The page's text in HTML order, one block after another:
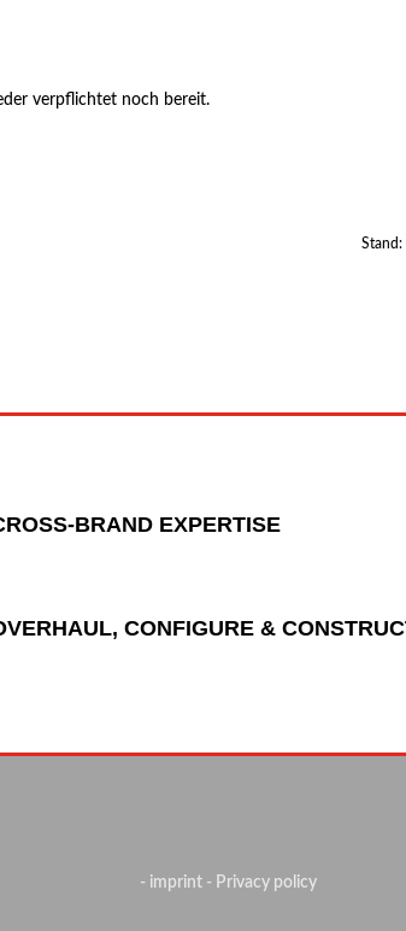
verpflichtet noch bereit.
BRAND EXPERTISE
CONFIGURE &
- imprint - Privacy policy